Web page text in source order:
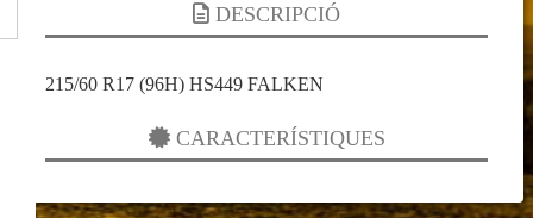
DESCRIPCIÓ
215/60 R17 (96H) HS449 FALKEN
CARACTERÍSTIQUES